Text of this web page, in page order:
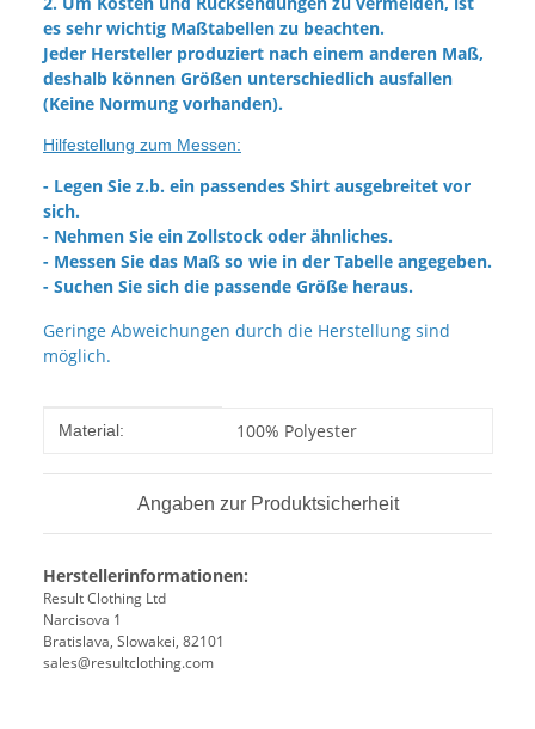
es sehr wichtig Maßtabellen zu beachten.
Jeder Hersteller produziert nach einem anderen Maß,
deshalb können Größen unterschiedlich ausfallen
(Keine Normung vorhanden).
Hilfestellung zum Messen:
- Legen Sie z.b. ein passendes Shirt ausgebreitet vor
sich.
- Nehmen Sie ein Zollstock oder ähnliches.
- Messen Sie das Maß so wie in der Tabelle angegeben.
- Suchen Sie sich die passende Größe heraus.
Geringe Abweichungen durch die Herstellung sind
möglich.
Produkteigenschaft
Wert
Material: 100% Polyester
Angaben zur Produktsicherheit
Herstellerinformationen:
Result Clothing Ltd
Narcisova 1
Bratislava, Slowakei, 82101
sales@resultclothing.com